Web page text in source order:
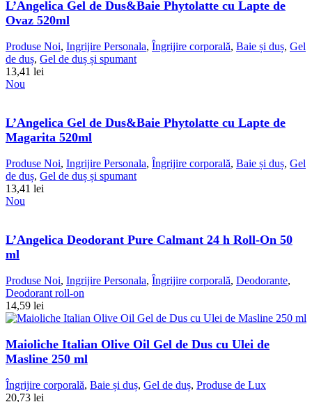
L’Angelica Gel de Dus&Baie Phytolatte cu Lapte de
Ovaz 520ml
Produse Noi, Ingrijire Personala, Îngrijire corporală, Baie și duș, Gel
de duș, Gel de duș și spumant
13,41 lei
Nou
L’Angelica Gel de Dus&Baie Phytolatte cu Lapte de
Magarita 520ml
Produse Noi, Ingrijire Personala, Îngrijire corporală, Baie și duș, Gel
de duș, Gel de duș și spumant
13,41 lei
Nou
L’Angelica Deodorant Pure Calmant 24 h Roll-On 50
ml
Produse Noi, Ingrijire Personala, Îngrijire corporală, Deodorante,
Deodorant roll-on
14,59 lei
Maioliche Italian Olive Oil Gel de Dus cu Ulei de
Masline 250 ml
Îngrijire corporală, Baie și duș, Gel de duș, Produse de Lux
20,73 lei